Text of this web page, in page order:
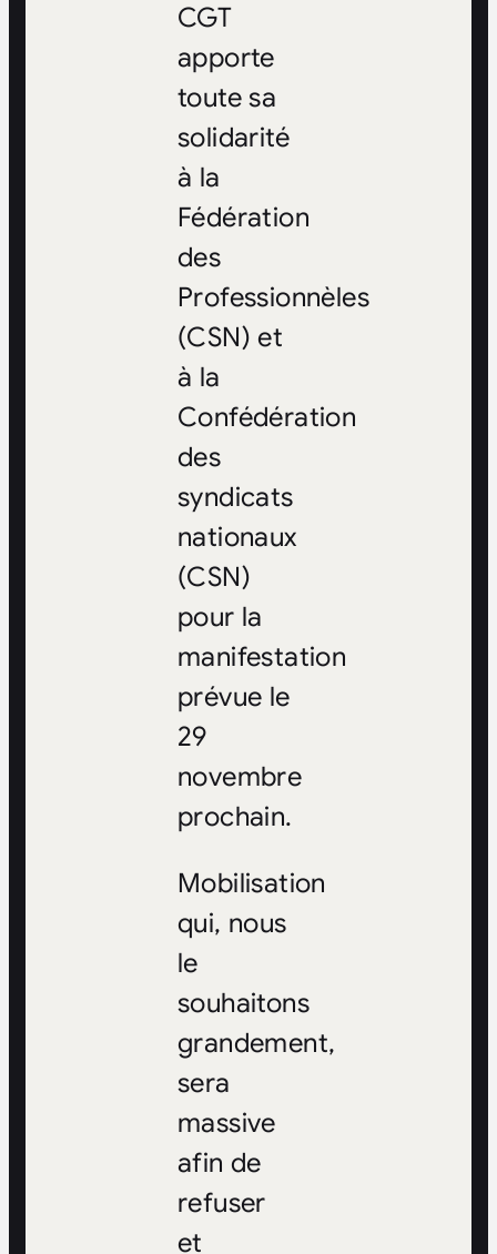
CGT
apporte
toute sa
solidarité
à la
Fédération
des
Professionnèles
(CSN) et
à la
Confédération
des
syndicats
nationaux
(CSN)
pour la
manifestation
prévue le
29
novembre
prochain.
Mobilisation
qui, nous
le
souhaitons
grandement,
sera
massive
afin de
refuser
et